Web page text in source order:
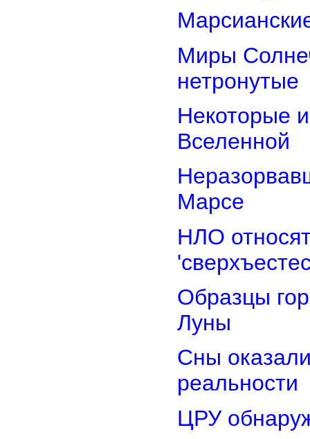
Миры
нетронутые
Некоторые
Вселенной
Марсе
НЛО
Образцы
Луны
Сны
реальности
ЦРУ